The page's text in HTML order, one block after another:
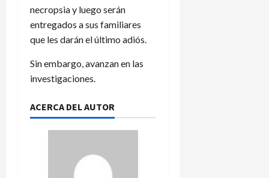
necropsia y luego serán
entregados a sus familiares
que les darán el último adiós.
Sin embargo, avanzan en las
investigaciones.
ACERCA DEL AUTOR